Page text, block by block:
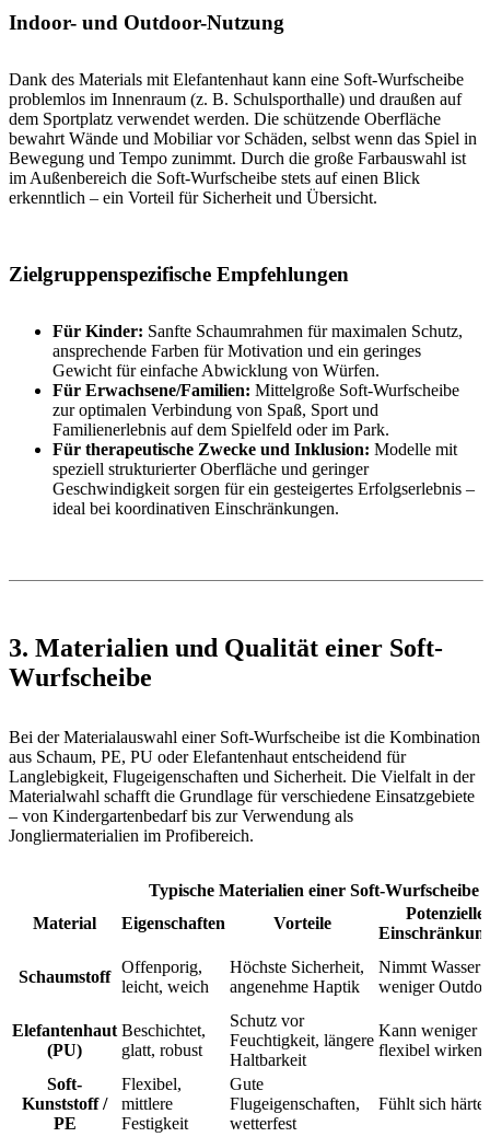
Indoor- und Outdoor-Nutzung
Dank des Materials mit Elefantenhaut kann eine Soft-Wurfscheibe
problemlos im Innenraum (z. B. Schulsporthalle) und draußen auf
dem Sportplatz verwendet werden. Die schützende Oberfläche
bewahrt Wände und Mobiliar vor Schäden, selbst wenn das Spiel in
Bewegung und Tempo zunimmt. Durch die große Farbauswahl ist
im Außenbereich die Soft-Wurfscheibe stets auf einen Blick
erkenntlich – ein Vorteil für Sicherheit und Übersicht.
Zielgruppenspezifische Empfehlungen
Für Kinder: Sanfte Schaumrahmen für maximalen Schutz,
ansprechende Farben für Motivation und ein geringes
Gewicht für einfache Abwicklung von Würfen.
Für Erwachsene/Familien: Mittelgroße Soft-Wurfscheibe
zur optimalen Verbindung von Spaß, Sport und
Familienerlebnis auf dem Spielfeld oder im Park.
Für therapeutische Zwecke und Inklusion: Modelle mit
speziell strukturierter Oberfläche und geringer
Geschwindigkeit sorgen für ein gesteigertes Erfolgserlebnis –
ideal bei koordinativen Einschränkungen.
3. Materialien und Qualität einer Soft-
Wurfscheibe
Bei der Materialauswahl einer Soft-Wurfscheibe ist die Kombination
aus Schaum, PE, PU oder Elefantenhaut entscheidend für
Langlebigkeit, Flugeigenschaften und Sicherheit. Die Vielfalt in der
Materialwahl schafft die Grundlage für verschiedene Einsatzgebiete
– von Kindergartenbedarf bis zur Verwendung als
Jongliermaterialien im Profibereich.
Typische Materialien einer Soft-Wurfscheibe
Material
Eigenschaften Vorteile
Potenzielle
Schaumstoff
Offenporig,
leicht, weich
Höchste Sicherheit,
angenehme Haptik
Nimmt Wasser
weniger
Elefantenhaut
(PU)
Beschichtet,
glatt, robust
Schutz vor
Feuchtigkeit, längere
Haltbarkeit
Kann weniger
flexibel wirken
Soft-
Kunststoff /
PE
Flexibel,
mittlere
Festigkeit
Gute
Flugeigenschaften,
wetterfest
Fühlt sich